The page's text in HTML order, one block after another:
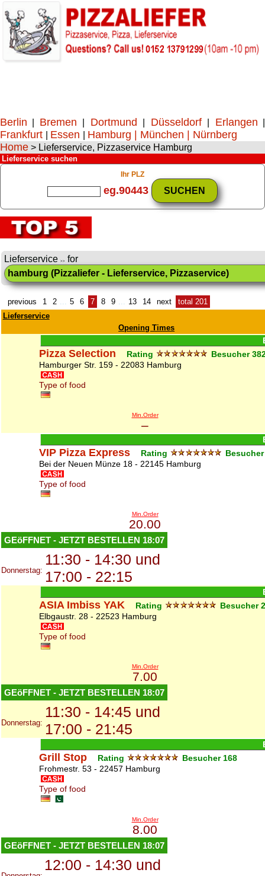
Berlin Bremen Dortmund Düsseldorf Erlangen
Frankfurt Essen Hamburg | München | Nürnberg
Home > Lieferservice, Pizzaservice Hamburg
Lieferservice suchen
Ihr PLZ
eg.90443
Lieferservice >>
for
hamburg (Pizzaliefer - Lieferservice, Pizzaservice)
previous 1 2 ... 5 6 7 8 9 ... 13 14 next
total 201
Lieferservice
Opening Times
Pizza Selection Rating Besucher
Hamburger Str. 159 - 22083 Hamburg
Type of food
Min.Order
–
VIP Pizza Express Rating
Bei der Neuen Münze 18 - 22145 Hamburg
Type of food
Min.Order
20.00
GEöFFNET - JETZT BESTELLEN 18:07
Donnerstag:
11:30 - 14:30 und
17:00 - 22:15
ASIA Imbiss YAK Rating Besucher
Elbgaustr. 28 - 22523 Hamburg
Type of food
Min.Order
7.00
GEöFFNET - JETZT BESTELLEN 18:07
Donnerstag:
11:30 - 14:45 und
17:00 - 21:45
Grill Stop Rating Besucher 168
Frohmestr. 53 - 22457 Hamburg
Type of food
Min.Order
8.00
GEöFFNET - JETZT BESTELLEN 18:07
12:00 - 14:30 und